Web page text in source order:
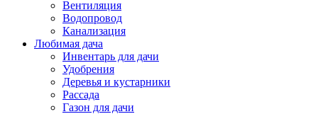
Вентиляция
Водопровод
Канализация
Любимая дача
Инвентарь для дачи
Удобрения
Деревья и кустарники
Рассада
Газон для дачи